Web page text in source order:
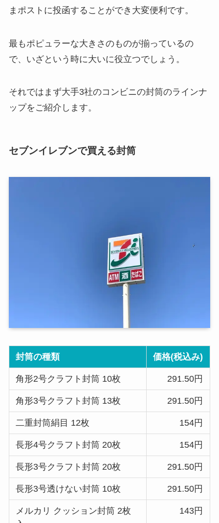
まポストに投函することができ大変便利です。
最もポピュラーな大きさのものが揃っているの
で、いざという時に大いに役立つでしょう。
それではまず大手3社のコンビニの封筒のラインナ
ップをご紹介します。
セブンイレブンで買える封筒
封筒の種類 価格(税込み)
角形2号クラフト封筒 10枚 291.50円
角形3号クラフト封筒 13枚 291.50円
二重封筒絹目 12枚 154円
長形4号クラフト封筒 20枚 154円
長形3号クラフト封筒 20枚 291.50円
長形3号透けない封筒 10枚 291.50円
メルカリ クッション封筒 2枚
143円